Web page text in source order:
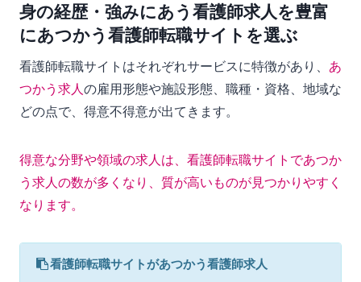
身の経歴・強みにあう看護師求人を豊富
にあつかう看護師転職サイトを選ぶ
看護師転職サイトはそれぞれサービスに特徴があり、 あ
つかう求人 の雇用形態や施設形態、職種・資格、地域な
どの点で、得意不得意が出てきます。
得意な分野や領域の求人は、看護師転職サイトであつか
う求人の数が多くなり、質が高いものが見つかりやすく
なります。
看護師転職サイトがあつかう看護師求人